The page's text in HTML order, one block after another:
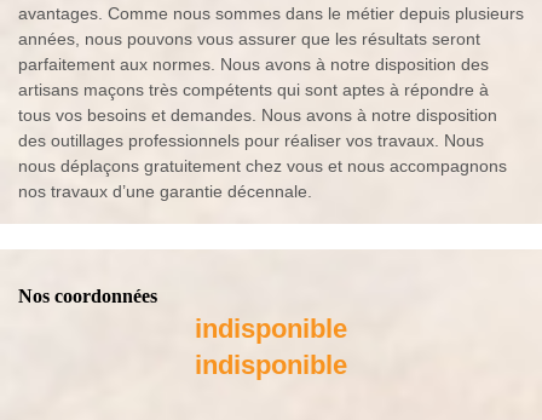
avantages. Comme nous sommes dans le métier depuis plusieurs
années, nous pouvons vous assurer que les résultats seront
parfaitement aux normes. Nous avons à notre disposition des
artisans maçons très compétents qui sont aptes à répondre à
tous vos besoins et demandes. Nous avons à notre disposition
des outillages professionnels pour réaliser vos travaux. Nous
nous déplaçons gratuitement chez vous et nous accompagnons
nos travaux d’une garantie décennale.
Nos coordonnées
indisponible
indisponible